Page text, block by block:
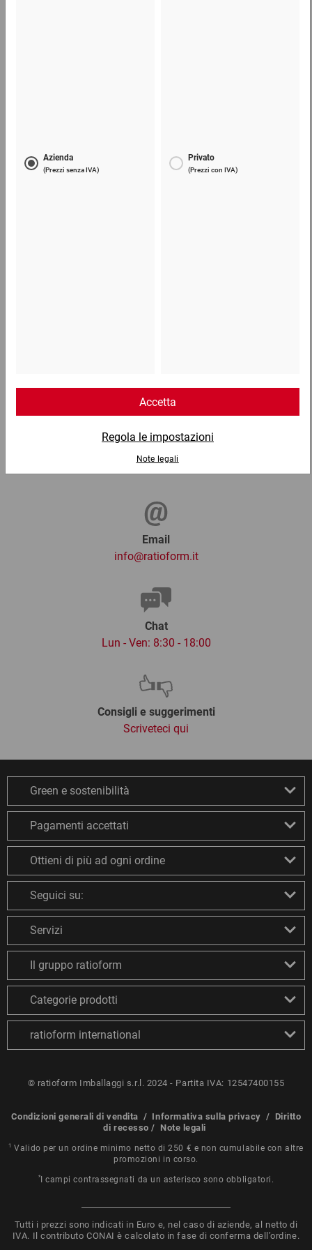
Telefono
Lun - Ven: 8:30 - 18:00
02 9066 221
Email
info@ratioform.it
Chat
Lun - Ven: 8:30 - 18:00
Consigli e suggerimenti
Scriveteci qui
Green e sostenibilità
Pagamenti accettati
Ottieni di più ad ogni ordine
Seguici su:
Servizi
Il gruppo ratioform
Categorie prodotti
ratioform international
© ratioform Imballaggi s.r.l. 2024 - Partita IVA: 12547400155
Condizioni generali di vendita / Informativa sulla privacy / Diritto
di recesso / Note legali
1Valido per un ordine minimo netto di 250 € e non cumulabile con altre
promozioni in corso.
*I campi contrassegnati da un asterisco sono obbligatori.
Tutti i prezzi sono indicati in Euro e, nel caso di aziende, al netto di
IVA. Il contributo CONAI è calcolato in fase di conferma dell’ordine.